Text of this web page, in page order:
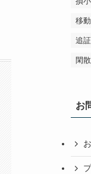
移
追証
閑
お